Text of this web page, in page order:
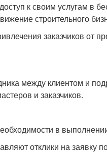
к своим услугам в
строительного
заказчиков от
между клиентом и
и заказчиков.
в
отклики на заявку